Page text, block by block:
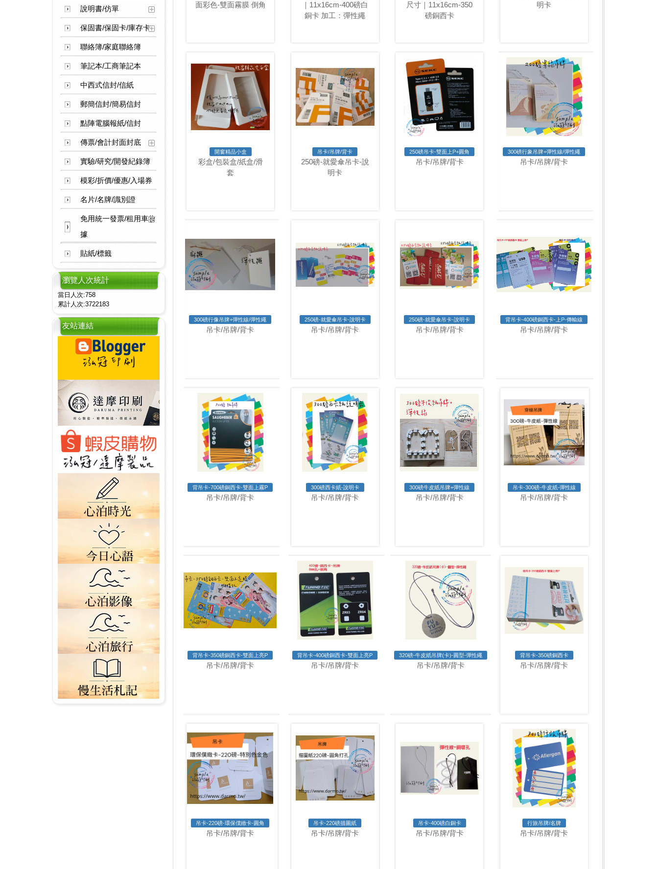
說明書/仿單
保固書/保固卡/庫存卡
聯絡簿/家庭聯絡簿
筆記本/工商筆記本
中西式信封/信紙
郵簡信封/簡易信封
點陣電腦報紙/信封
傳票/會計封面封底
實驗/研究/開發紀錄簿
模彩/折價/優惠/入場券
名片/名牌/識別證
免用統一發票/租用車收
據
貼紙/標籤
瀏覽人次統計
當日人次:758
累計人次:3722183
友站連結
面彩色-雙面霧膜 倒角
｜11x16cm-400磅白
銅卡 加工：彈性繩
尺寸｜11x16cm-350
磅銅西卡
明卡
開窗精品小盒
彩盒/包裝盒/紙盒/滑
套
吊卡/吊牌/背卡
250磅-就愛傘吊卡-說
明卡
250磅吊卡-雙面上P+圓角
吊卡/吊牌/背卡
300磅行象吊牌+彈性線/彈性繩
吊卡/吊牌/背卡
300磅行像吊牌+彈性線/彈性繩
吊卡/吊牌/背卡
250磅-就愛傘吊卡-說明卡
吊卡/吊牌/背卡
250磅-就愛傘吊卡-說明卡
吊卡/吊牌/背卡
背吊卡-400磅銅西卡-上P-傳輸線
吊卡/吊牌/背卡
背吊卡-700磅銅西卡-雙面上霧P
吊卡/吊牌/背卡
300磅西卡紙-說明卡
吊卡/吊牌/背卡
300磅牛皮紙吊牌+彈性線
吊卡/吊牌/背卡
吊卡-300磅-牛皮紙-彈性線
吊卡/吊牌/背卡
背吊卡-350磅銅西卡-雙面上亮P
吊卡/吊牌/背卡
背吊卡-400磅銅西卡-雙面上亮P
吊卡/吊牌/背卡
320磅-牛皮紙吊牌(卡)-圓型-彈性繩
吊卡/吊牌/背卡
背吊卡-350磅銅西卡
吊卡/吊牌/背卡
吊卡-220磅-環保僕緻卡-圓角
吊卡/吊牌/背卡
吊卡-220磅描圖紙
吊卡/吊牌/背卡
吊卡-400磅白銅卡
吊卡/吊牌/背卡
行旅吊牌/名牌
吊卡/吊牌/背卡